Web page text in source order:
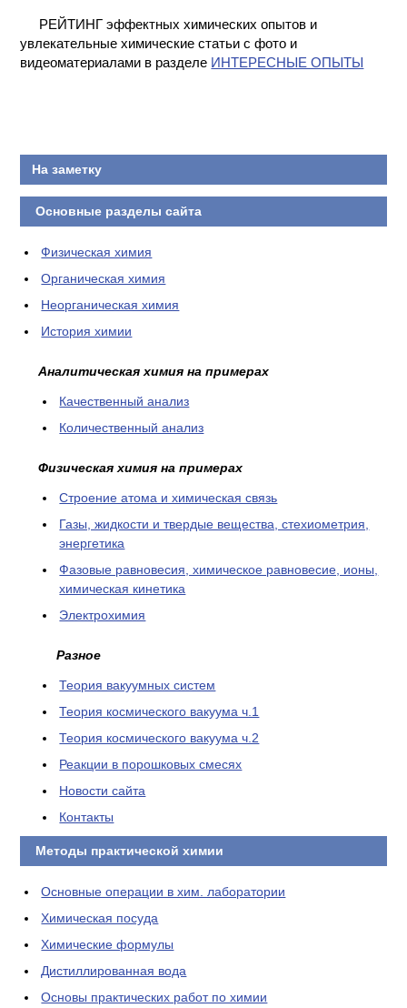
КОНТАКТЫ
РЕЙТИНГ эффектных химических опытов и
увлекательные химические статьи с фото и
видеоматериалами в разделе ИНТЕРЕСНЫЕ ОПЫТЫ
На заметку
Основные разделы сайта
Физическая химия
Органическая химия
Неорганическая химия
История химии
Аналитическая химия на примерах
Качественный анализ
Количественный анализ
Физическая химия на примерах
Cтроение атома и химическая связь
Газы, жидкости и твердые вещества, стехиометрия,
энергетика
Фазовые равновесия, химическое равновесие, ионы,
химическая кинетика
Электрохимия
Разное
Теория вакуумных систем
Теория космического вакуума ч.1
Теория космического вакуума ч.2
Реакции в порошковых смесях
Новости сайта
Контакты
Методы практической химии
Основные операции в хим. лаборатории
Химическая посуда
Химические формулы
Дистиллированная вода
Основы практических работ по химии